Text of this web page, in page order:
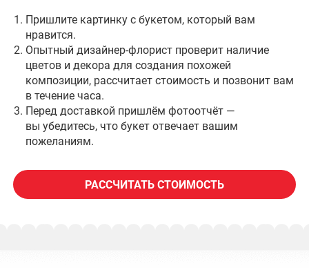
Пришлите картинку с букетом, который вам
нравится.
Опытный дизайнер-флорист проверит наличие
цветов и декора для создания похожей
композиции, рассчитает стоимость и позвонит вам
в течение часа.
Перед доставкой пришлём фотоотчёт —
вы убедитесь, что букет отвечает вашим
пожеланиям.
РАССЧИТАТЬ СТОИМОСТЬ